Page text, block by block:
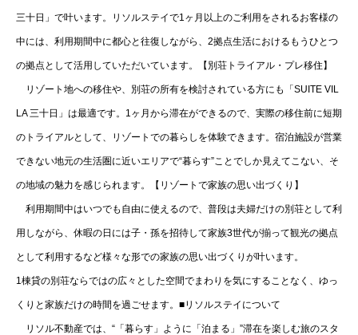
三十日」で叶います。リソルステイで1ヶ月以上のご利用をされるお客様の
中には、利用期間中に都心と往復しながら、2拠点生活におけるもうひとつ
の拠点として活用していただいています。【別荘トライアル・プレ移住】
リゾート地への移住や、別荘の所有を検討されている方にも「SUITE VIL
LA 三十日」は最適です。1ヶ月から滞在ができるので、実際の移住前に短期
のトライアルとして、リゾートでの暮らしを体験できます。宿泊施設が営業
できない地元の生活圏に近いエリアで“暮らす”ことでしか見えてこない、そ
の地域の魅力を感じられます。【リゾートで家族の思い出づくり】
利用期間中はいつでも自由に使えるので、普段は夫婦だけの別荘として利
用しながら、休暇の日には子・孫を招待して家族3世代が揃って観光の拠点
として利用するなど様々な形での家族の思い出づくりが叶います。
1棟貸の別荘ならではの広々とした空間でまわりを気にすることなく、ゆっ
くりと家族だけの時間を過ごせます。■リソルステイについて
リソル不動産では、“「暮らす」ように「泊まる」”滞在を楽しむ旅のスタ